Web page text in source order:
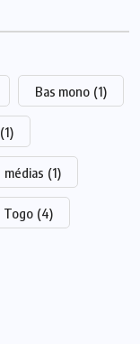
Bas mono (1)
(1)
médias (1)
Togo (4)